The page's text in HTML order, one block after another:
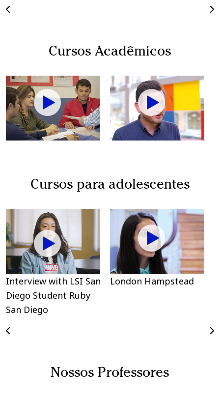
Cursos Acadêmicos
Cursos para adolescentes
Interview with LSI San
Diego Student Ruby
San Diego
London Hampstead
Nossos Professores